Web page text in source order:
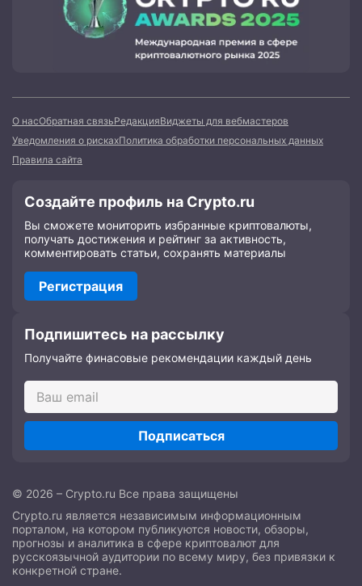
О насОбратная связьРедакцияВиджеты для вебмастеров
Уведомления о рискахПолитика обработки персональных данных
Правила сайта
Создайте профиль на Crypto.ru
Вы сможете мониторить избранные криптовалюты,
получать достижения и рейтинг за активность,
комментировать статьи, сохранять материалы
Регистрация
Подпишитесь на рассылку
Получайте финасовые рекомендации каждый день
Подписаться
© 2026 – Crypto.ru Все права защищены
Crypto.ru является независимым информационным
порталом, на котором публикуются новости, обзоры,
прогнозы и аналитика в сфере криптовалют для
русскоязычной аудитории по всему миру, без привязки к
конкретной стране.